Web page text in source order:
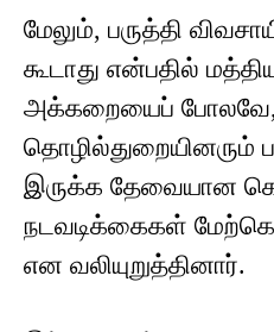
மேலும், பருத்தி
கூடாது என்பதில்
அக்கறையைப்
தொழில்துறையினரும்
இருக்க தேவையான
நடவடிக்கைகள்
என வலியுறுத்தினார்.